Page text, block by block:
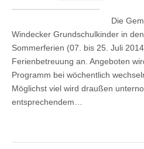
Die
Windecker Grundschulkinder in
Sommerferien (07. bis 25. Juli
Ferienbetreuung an. Angeboten
Programm bei wöchentlich
Möglichst viel wird draußen
entsprechendem…